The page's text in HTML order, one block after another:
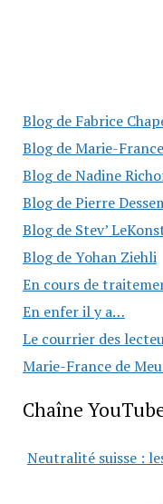
Blog de Fabrice
Blog de Marie-
Blog de Nadine
Blog de Pierre
Blog de Stev’
Blog de Yohan Ziehli
En cours de
En enfer il y a…
Le courrier des
Marie-France de
Chaîne
Neutralité suisse :